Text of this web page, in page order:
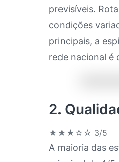
previsíveis.
condições
principais, a
rede nacional é
2.
★★★☆☆ 3/5
A maioria das